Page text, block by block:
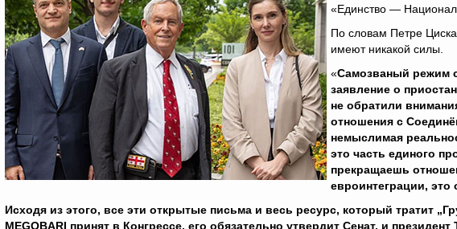
«Единство —
По словам Петре
имеют никакой силы.
«Самозваный режим
заявление о
не обратили
отношения с
немыслимая
это часть единого
прекращаешь
евроинтеграции,
Исходя из этого, все эти открытые письма и весь ресурс, который тратит
MEGOBARI принят в Конгрессе, его обязательно утвердит Сенат, и